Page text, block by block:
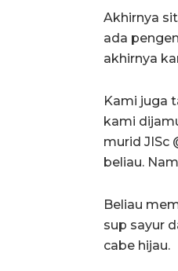
Akhirnya
ada
akhirnya
Kami juga
kami
murid JISc
beliau.
Beliau
sup sayur
cabe hijau.